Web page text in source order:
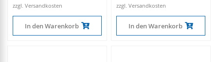
zzgl. Versandkosten
In den Warenkorb
zzgl. Versandkosten
In den Warenkorb